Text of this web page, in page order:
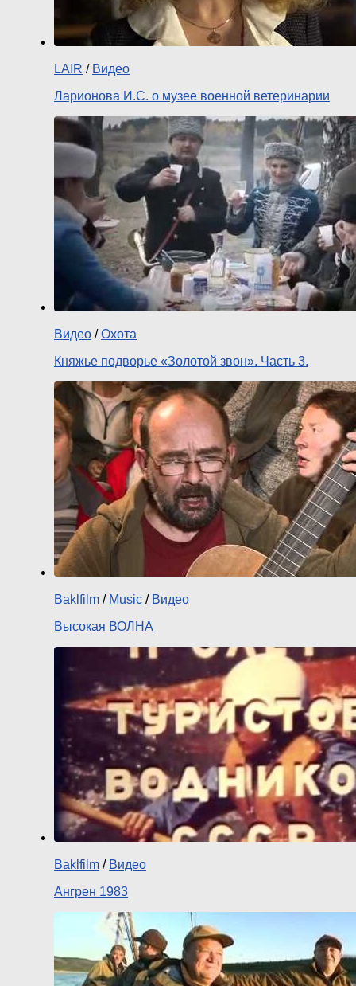
LAIR / Видео
Ларионова И.С. о музее военной ветеринарии
Видео /Охота
Княжье подворье «Золотой звон». Часть 3.
Baklfilm / Music / Видео
Высокая ВОЛНА
Baklfilm / Видео
Ангрен 1983